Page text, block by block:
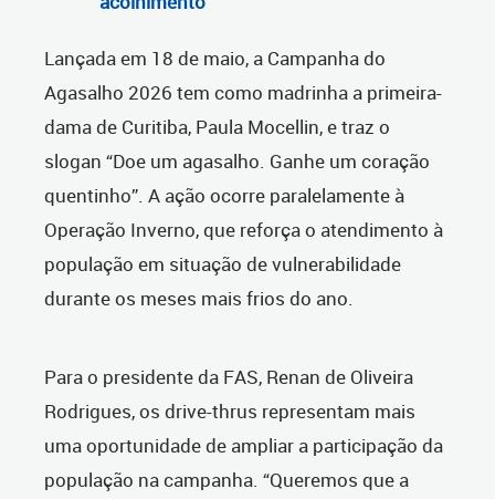
Lançada em 18 de maio, a Campanha do
Agasalho 2026 tem como madrinha a primeira-
dama de Curitiba, Paula Mocellin, e traz o
slogan “Doe um agasalho. Ganhe um coração
quentinho”. A ação ocorre paralelamente à
Operação Inverno, que reforça o atendimento à
população em situação de vulnerabilidade
durante os meses mais frios do ano.
Para o presidente da FAS, Renan de Oliveira
Rodrigues, os drive-thrus representam mais
uma oportunidade de ampliar a participação da
população na campanha. “Queremos que a